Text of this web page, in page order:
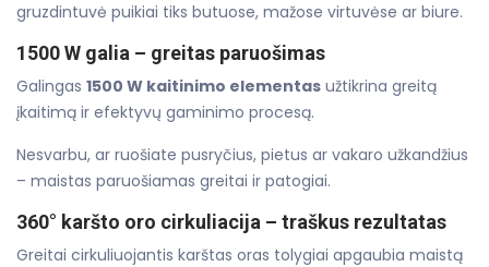
gruzdintuvė puikiai tiks butuose, mažose virtuvėse ar biure.
1500 W galia – greitas paruošimas
Galingas 1500 W kaitinimo elementas užtikrina greitą
įkaitimą ir efektyvų gaminimo procesą.
Nesvarbu, ar ruošiate pusryčius, pietus ar vakaro užkandžius
– maistas paruošiamas greitai ir patogiai.
360° karšto oro cirkuliacija – traškus rezultatas
Greitai cirkuliuojantis karštas oras tolygiai apgaubia maistą